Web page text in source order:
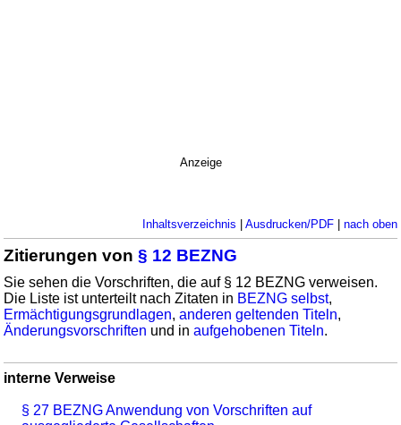
Anzeige
Inhaltsverzeichnis | Ausdrucken/PDF| nach oben
Zitierungen von§ 12 BEZNG
Sie sehen die Vorschriften, die auf § 12 BEZNG verweisen.
Die Liste ist unterteilt nach Zitaten in BEZNG selbst,
Ermächtigungsgrundlagen,anderen geltenden Titeln,
Änderungsvorschriften und inaufgehobenen Titeln.
interne Verweise
§ 27 BEZNG Anwendung von Vorschriften auf